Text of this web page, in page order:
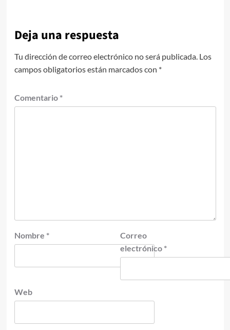
Deja una respuesta
Tu dirección de correo electrónico no será publicada. Los
campos obligatorios están marcados con *
Comentario *
Nombre *
Correo
electrónico *
Web